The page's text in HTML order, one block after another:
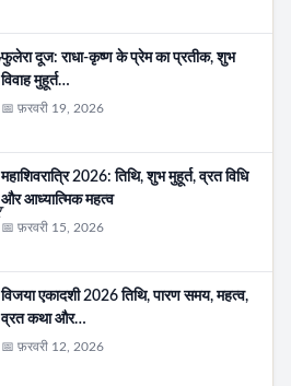
फुलेरा दूज: राधा-कृष्ण के प्रेम का प्रतीक, शुभ
विवाह मुहूर्त…
📅 फ़रवरी 19, 2026
महाशिवरात्रि 2026: तिथि, शुभ मुहूर्त, व्रत विधि
और आध्यात्मिक महत्व
📅 फ़रवरी 15, 2026
विजया एकादशी 2026 तिथि, पारण समय, महत्व,
व्रत कथा और…
📅 फ़रवरी 12, 2026